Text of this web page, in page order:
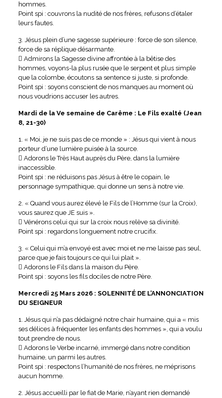
hommes.
Point spi : couvrons la nudité de nos frères, refusons d’étaler
leurs fautes.
3. Jésus plein d’une sagesse supérieure : force de son silence,
force de sa réplique désarmante.
 Admirons la Sagesse divine affrontée à la bêtise des
hommes, voyons-la plus rusée que le serpent et plus simple
que la colombe, écoutons sa sentence si juste, si profonde.
Point spi : soyons conscient de nos manques au moment où
nous voudrions accuser les autres.
Mardi de la Ve semaine de Carême : Le Fils exalté (Jean
8, 21-30)
1. « Moi, je ne suis pas de ce monde » : Jésus qui vient à nous
porteur d’une lumière puisée à la source.
 Adorons le Très Haut auprès du Père, dans la lumière
inaccessible.
Point spi : ne réduisons pas Jésus à être le copain, le
personnage sympathique, qui donne un sens à notre vie.
2. « Quand vous aurez élevé le Fils de l’Homme (sur la Croix),
vous saurez que JE suis ».
 Vénérons celui qui sur la croix nous relève sa divinité.
Point spi : regardons longuement notre crucifix.
3. « Celui qui m’a envoyé est avec moi et ne me laisse pas seul,
parce que je fais toujours ce qui lui plait ».
 Adorons le Fils dans la maison du Père.
Point spi : soyons les fils dociles de notre Père.
Mercredi 25 Mars 2026 : SOLENNITÉ DE L’ANNONCIATION
DU SEIGNEUR
1. Jésus qui n’a pas dédaigné notre chair humaine, qui a « mis
ses délices à fréquenter les enfants des hommes », qui a voulu
tout prendre de nous.
 Adorons le Verbe incarné, immergé dans notre condition
humaine, un parmi les autres.
Point spi : respectons l’humanité de nos frères, ne méprisons
aucun homme.
2. Jésus accueilli par le fiat de Marie, n’ayant rien demandé